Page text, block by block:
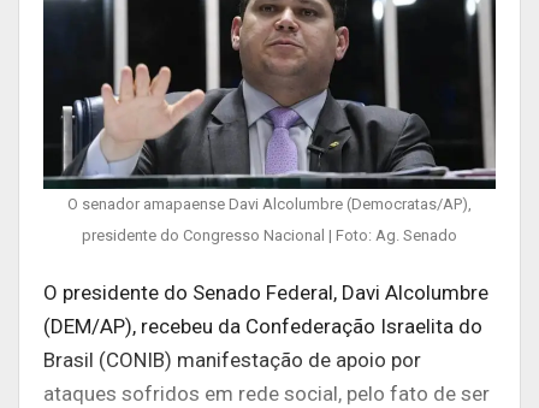
O senador amapaense Davi Alcolumbre (Democratas/AP),
presidente do Congresso Nacional | Foto: Ag. Senado
O presidente do Senado Federal, Davi Alcolumbre
(DEM/AP), recebeu da Confederação Israelita do
Brasil (CONIB) manifestação de apoio por
ataques sofridos em rede social, pelo fato de ser